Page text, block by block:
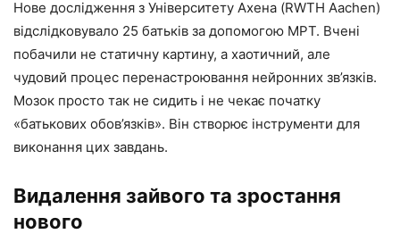
Нове дослідження з Університету Ахена (RWTH Aachen)
відслідковувало 25 батьків за допомогою МРТ. Вчені
побачили не статичну картину, а хаотичний, але
чудовий процес перенастроювання нейронних зв’язків.
Мозок просто так не сидить і не чекає початку
«батькових обов’язків». Він створює інструменти для
виконання цих завдань.
Видалення зайвого та зростання
нового